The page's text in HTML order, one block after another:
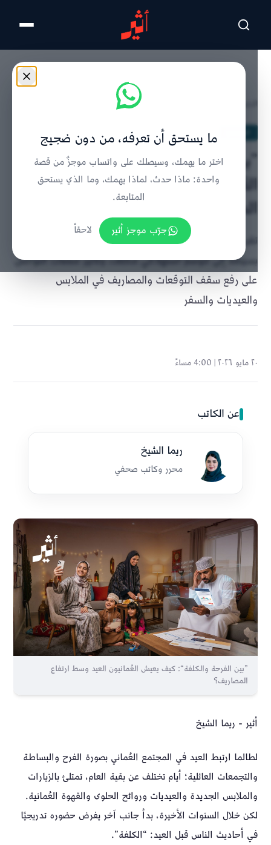
تخطى للمحتوى الرئيسي
”بين الفرحة والكلفة“: كيف يعيش
العُمانيون العيد وسط ارتفاع
المصاريف؟
تقرير يرصد تحول العيد في المجتمع العماني من مناسبة
بسيطة إلى موسم استهلاكي مكلف، وتأثير منصات التواصل
على رفع سقف التوقعات والمصاريف في الملابس
والعيديات والسفر
٢٠ مايو ٢٠٢٦ | 4:00 مساءً
عن الكاتب
ريما الشيخ
محرر وكاتب صحفي
”بين الفرحة والكلفة“: كيف يعيش العُمانيون العيد وسط ارتفاع
المصاريف؟
أثير - ريما الشيخ
لطالما ارتبط العيد في المجتمع العُماني بصورة الفرح والبساطة
والتجمعات العائلية؛ أيام تختلف عن بقية العام، تمتلئ بالزيارات
والملابس الجديدة والعيديات وروائح الحلوى والقهوة العُمانية.
لكن خلال السنوات الأخيرة، بدأ جانب آخر يفرض حضوره تدريجيًا
في أحاديث الناس قبل العيد: “الكلفة”.
ما يستحق أن تعرفه، من دون ضجيج
اختر ما يهمك، وسيصلك على واتساب موجزٌ من قصة
واحدة: ماذا حدث، لماذا يهمك، وما الذي يستحق
المتابعة.
جرّب موجز أثير
لاحقاً